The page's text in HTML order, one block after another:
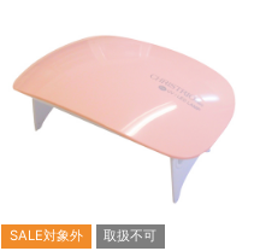
SALE対象外 取扱不可